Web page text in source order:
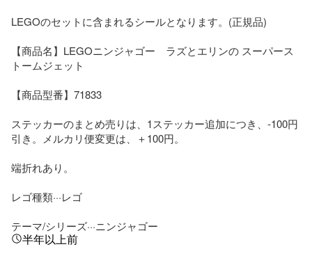
LEGOのセットに含まれるシールとなります。(正規品)
【商品名】LEGOニンジャゴー　ラズとエリンの スーパース
トームジェット
【商品型番】71833
ステッカーのまとめ売りは、1ステッカー追加につき、-100円
引き。メルカリ便変更は、＋100円。
端折れあり。
レゴ種類···レゴ
テーマ/シリーズ···ニンジャゴー
半年以上前